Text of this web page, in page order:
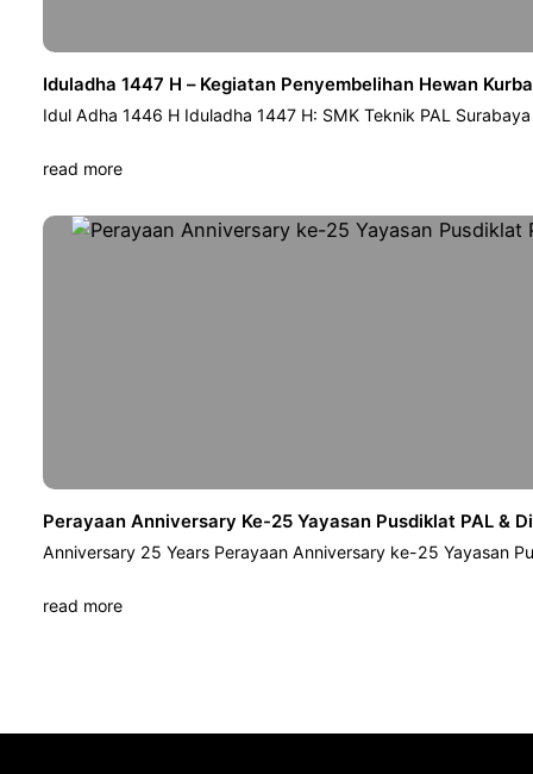
Iduladha 1447 H – Kegiatan Penyembelihan Hewan
Idul Adha 1446 H Iduladha 1447 H: SMK Teknik PAL
read more
Perayaan Anniversary Ke-25 Yayasan Pusdiklat PAL &
Anniversary 25 Years Perayaan Anniversary ke-25 Yayasan
read more